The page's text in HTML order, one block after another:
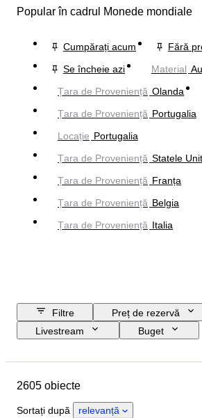
Popular în cadrul Monede mondiale
Cumpărați acum
Fără
Se încheie azi
Material
Țara de Proveniență Olanda
Țara de Proveniență Portugalia
Locație Portugalia
Țara de Proveniență Statele
Țara de Proveniență Franța
Țara de Proveniență Belgia
Țara de Proveniență Italia
Filtre
Preț de rezervă
Livestream
Buget
Material
Semnătură
2605 obiecte
Sortați după relevanță